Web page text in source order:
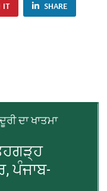
IT SHARE
ਦਾ ਖਾਤਮਾ
ਪੰਜਾਬ-